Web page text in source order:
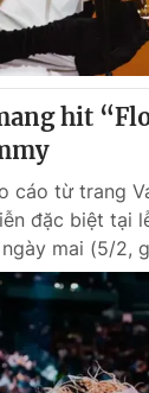
hit
cáo từ trang
đặc biệt tại
mai (5/2,